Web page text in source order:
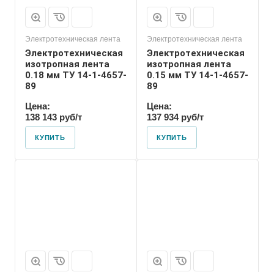
Электротехническая лента
Электротехническая
изотропная лента
0.18 мм ТУ 14-1-4657-
89
Цена:
138 143 руб/т
КУПИТЬ
Электротехническая лента
Электротехническая
изотропная лента
0.15 мм ТУ 14-1-4657-
89
Цена:
137 934 руб/т
КУПИТЬ